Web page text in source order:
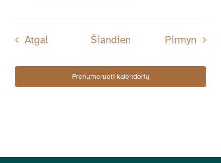
AtgalRenginiai Šiandien Pirmyn
Prenumeruoti kalendorių